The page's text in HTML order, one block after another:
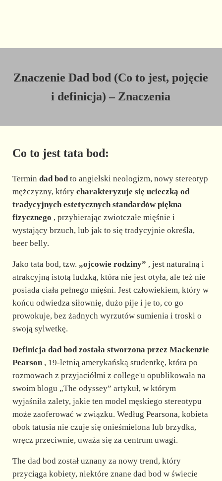
Znaczenie Dad bod (Co to jest, pojęcie
i definicja) – Znaczenia
Co to jest tata bod:
Termin dad bodto angielski neologizm, nowy stereotyp
mężczyzny, który charakteryzuje się ucieczką od
tradycyjnych estetycznych standardów piękna
fizycznego , przybierając zwiotczałe mięśnie i
wystający brzuch, lub jak to się tradycyjnie określa,
beer belly.
Jako tata bod, tzw. „ojcowie rodziny” , jest naturalną i
atrakcyjną istotą ludzką, która nie jest otyła, ale też nie
posiada ciała pełnego mięśni. Jest człowiekiem, który w
końcu odwiedza siłownię, dużo pije i je to, co go
prowokuje, bez żadnych wyrzutów sumienia i troski o
swoją sylwetkę.
Definicja dad bod została stworzona przez Mackenzie
Pearson, 19-letnią amerykańską studentkę, która po
rozmowach z przyjaciółmi z college'u opublikowała na
swoim blogu „The odyssey” artykuł, w którym
wyjaśniła zalety, jakie ten model męskiego stereotypu
może zaoferować w związku. Według Pearsona, kobieta
obok tatusia nie czuje się onieśmielona lub brzydka,
wręcz przeciwnie, uważa się za centrum uwagi.
The dad bod został uznany za nowy trend, który
przyciąga kobiety, niektóre znane dad bod w świecie